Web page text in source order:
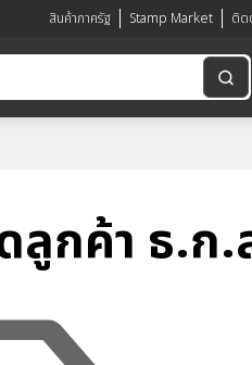
สินค้าภาครัฐ Stamp Market ติด
ลูกค้า ธ.ก